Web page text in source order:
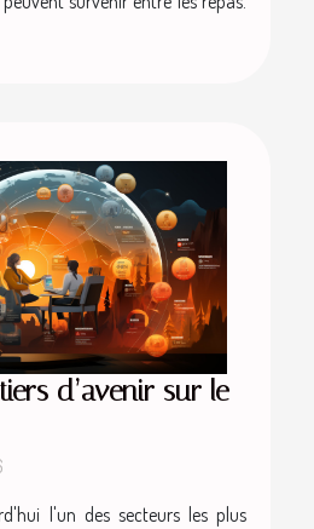
d’avenir sur le
l'un des secteurs les plus